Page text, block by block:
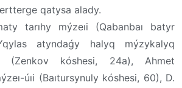
qatysa alady.
tarıhy mýzeıi (Qabanbaı batyr
atyndaǵy halyq mýzykalyq
(Zenkov kóshesi, 24a), Ahmet
úıi (Baıtursynuly kóshesi, 60), D.